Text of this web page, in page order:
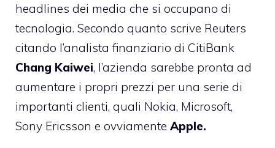
headlines dei media che si occupano di
tecnologia. Secondo quanto scrive Reuters
citando l’analista finanziario di CitiBank
Chang Kaiwei, l’azienda sarebbe pronta ad
aumentare i propri prezzi per una serie di
importanti clienti, quali Nokia, Microsoft,
Sony Ericsson e ovviamente Apple.